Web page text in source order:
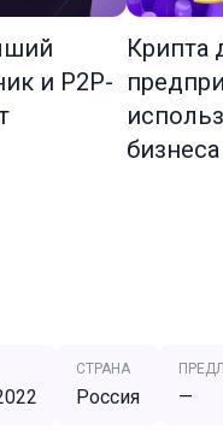
и P2P-
Крипта
бизнеса
СТРАНА
Россия —